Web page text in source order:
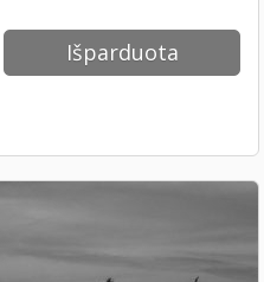
Išparduota